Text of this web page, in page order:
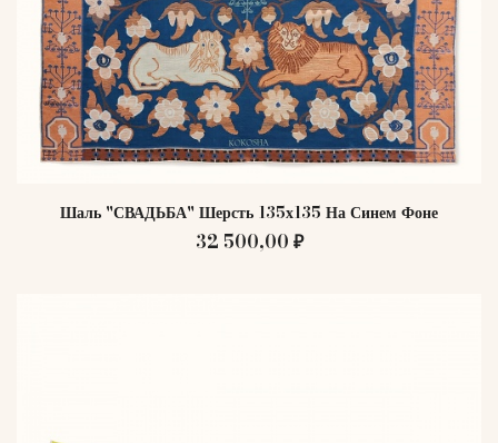
Шаль "СВАДЬБА" Шерсть 135х135 На Синем Фоне
32 500,00 ₽